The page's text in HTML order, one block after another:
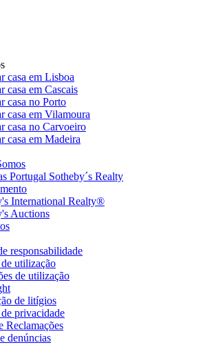
casa em Lisboa
casa em Cascais
casa no Porto
casa em Vilamoura
casa no Carvoeiro
casa em Madeira
Portugal Sotheby´s Realty
International Realty®
Auctions
responsabilidade
utilização
de utilização
de litígios
privacidade
Reclamações
denúncias